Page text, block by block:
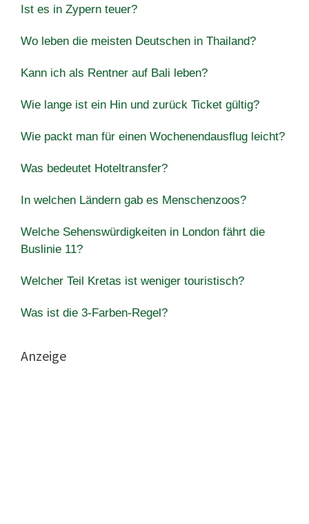
Ist es in Zypern teuer?
Wo leben die meisten Deutschen in Thailand?
Kann ich als Rentner auf Bali leben?
Wie lange ist ein Hin und zurück Ticket gültig?
Wie packt man für einen Wochenendausflug leicht?
Was bedeutet Hoteltransfer?
In welchen Ländern gab es Menschenzoos?
Welche Sehenswürdigkeiten in London fährt die
Buslinie 11?
Welcher Teil Kretas ist weniger touristisch?
Was ist die 3-Farben-Regel?
Anzeige